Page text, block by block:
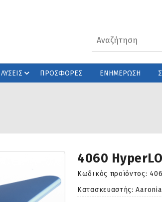
ΠΡΟΣΦΟΡΕΣ ΕΝΗΜΕΡΩΣΗ
4060
Κωδικός προϊόντος:
Κατασκευαστής: Aaronia